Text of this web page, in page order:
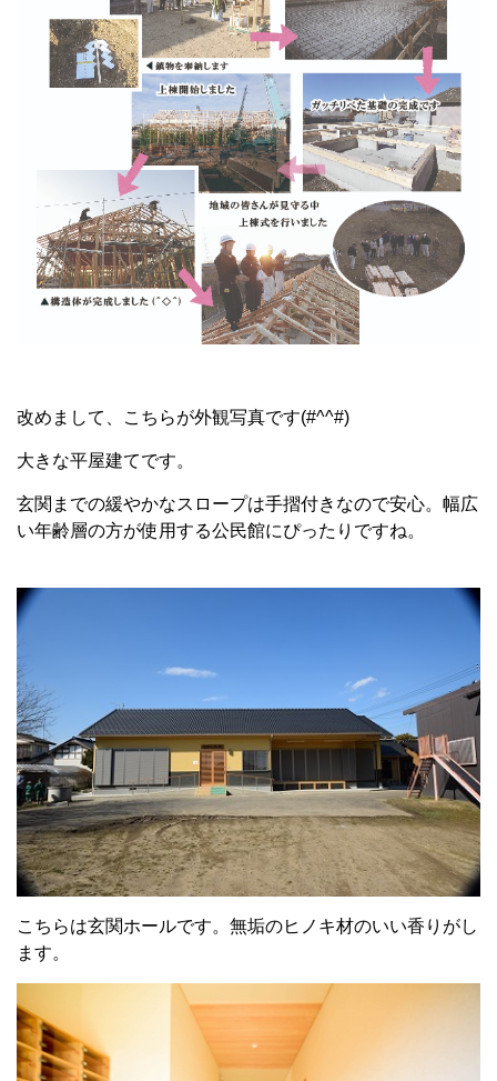
改めまして、こちらが外観写真です(#^^#)
大きな平屋建てです。
玄関までの緩やかなスロープは手摺付きなので安心。幅広
い年齢層の方が使用する公民館にぴったりですね。
こちらは玄関ホールです。無垢のヒノキ材のいい香りがし
ます。